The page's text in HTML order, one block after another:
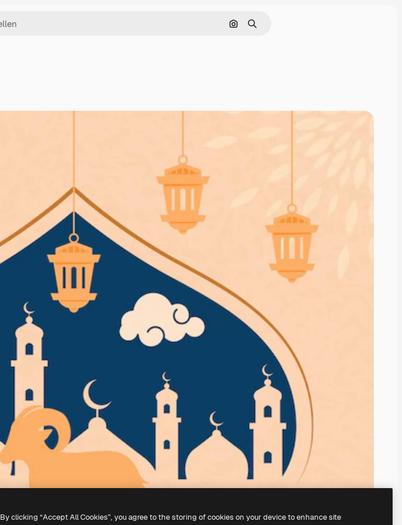
Nach Bild suchen
Suchen
By clicking “Accept All Cookies”, you agree to the storing of cookies on your device to enhance site